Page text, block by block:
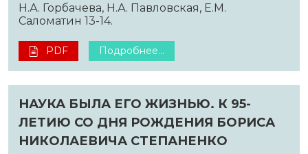
Н.А. Горбачева, Н.А. Павловская, Е.М.
Саломатин 13-14.
PDF Подробнее...
НАУКА БЫЛА ЕГО ЖИЗНЬЮ. К 95-
ЛЕТИЮ СО ДНЯ РОЖДЕНИЯ БОРИСА
НИКОЛАЕВИЧА СТЕПАНЕНКО